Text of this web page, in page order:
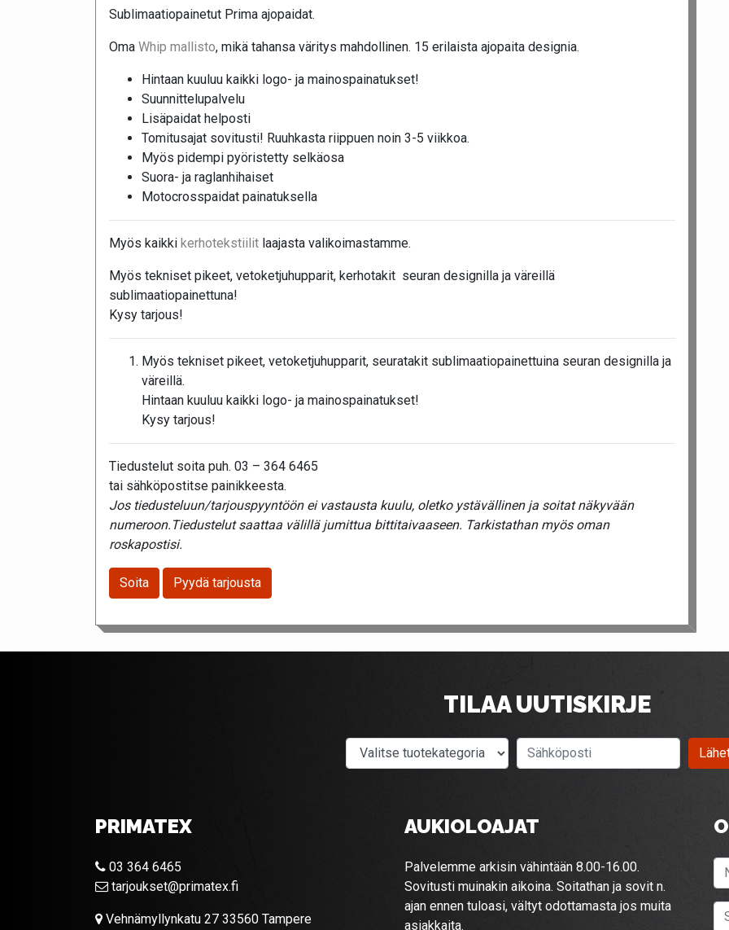
Sublimaatiopainetut Prima ajopaidat.
Oma Whip mallisto, mikä tahansa väritys mahdollinen. 15 erilaista ajopaita designia.
Hintaan kuuluu kaikki logo- ja mainospainatukset!
Suunnittelupalvelu
Lisäpaidat helposti
Tomitusajat sovitusti! Ruuhkasta riippuen noin 3-5 viikkoa.
Myös pidempi pyöristetty selkäosa
Suora- ja raglanhihaiset
Motocrosspaidat painatuksella
Myös kaikki kerhotekstiilit laajasta valikoimastamme.
Myös tekniset pikeet, vetoketjuhupparit, kerhotakit seuran designilla ja väreillä
sublimaatiopainettuna!
Kysy tarjous!
Myös tekniset pikeet, vetoketjuhupparit, seuratakit sublimaatiopainettuina seuran designilla ja
väreillä.
Hintaan kuuluu kaikki logo- ja mainospainatukset!
Kysy tarjous!
Tiedustelut soita puh. 03 – 364 6465
tai sähköpostitse painikkeesta.
Jos tiedusteluun/tarjouspyyntöön ei vastausta kuulu, oletko ystävällinen ja soitat näkyvään
numeroon.Tiedustelut saattaa välillä jumittua bittitaivaaseen. Tarkistathan myös oman
roskapostisi.
Soita Pyydä tarjousta
TILAA UUTISKIRJE
Valitse tuotekategoria
PRIMATEX
03 364 6465
tarjoukset@primatex.fi
Vehnämyllynkatu 27 33560 Tampere
AUKIOLOAJAT
Palvelemme arkisin vähintään 8.00-16.00.
Sovitusti muinakin aikoina. Soitathan ja sovit n.
ajan ennen tuloasi, vältyt odottamasta jos muita
asiakkaita.